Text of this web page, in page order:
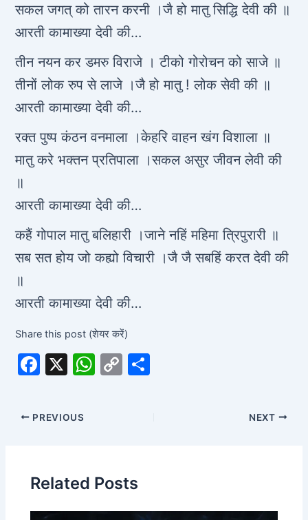
सकल जगत् को तारन करनी ।जै हो मातु सिद्धि देवी की ॥
आरती कामाख्या देवी की…
तीन नयन कर डमरु विराजे । टीको गोरोचन को साजे ॥
तीनों लोक रुप से लाजे ।जै हो मातु ! लोक सेवी की ॥
आरती कामाख्या देवी की…
रक्त पुष्प कंठन वनमाला ।केहरि वाहन खंग विशाला ॥
मातु करे भक्तन प्रतिपाला ।सकल असुर जीवन लेवी की
॥
आरती कामाख्या देवी की…
कहैं गोपाल मातु बलिहारी ।जाने नहिं महिमा त्रिपुरारी ॥
सब सत होय जो कह्यो विचारी ।जै जै सबहिं करत देवी की
॥
आरती कामाख्या देवी की…
Share this post (शेयर करें)
F
c
e
o
o
X
W
p
p
C
n
k
PREVIOUS NEXT
Related Posts